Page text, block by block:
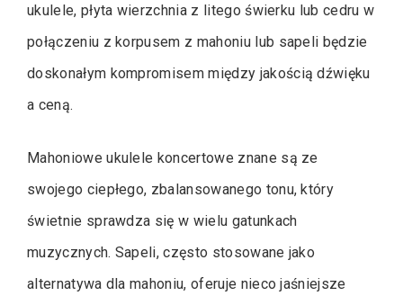
ukulele, płyta wierzchnia z litego świerku lub cedru w
połączeniu z korpusem z mahoniu lub sapeli będzie
doskonałym kompromisem między jakością dźwięku
a ceną.
Mahoniowe ukulele koncertowe znane są ze
swojego ciepłego, zbalansowanego tonu, który
świetnie sprawdza się w wielu gatunkach
muzycznych. Sapeli, często stosowane jako
alternatywa dla mahoniu, oferuje nieco jaśniejsze